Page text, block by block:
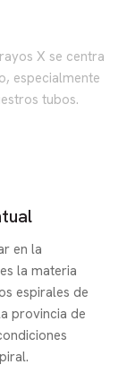
X se centra
especialmente
tubos.
en la
la materia
espirales de
provincia de